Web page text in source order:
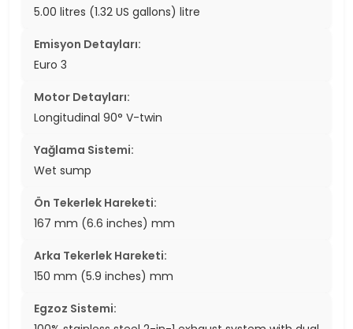
5.00 litres (1.32 US gallons) litre
Emisyon Detayları:
Euro 3
Motor Detayları:
Longitudinal 90° V-twin
Yağlama Sistemi:
Wet sump
Ön Tekerlek Hareketi:
167 mm (6.6 inches) mm
Arka Tekerlek Hareketi:
150 mm (5.9 inches) mm
Egzoz Sistemi: